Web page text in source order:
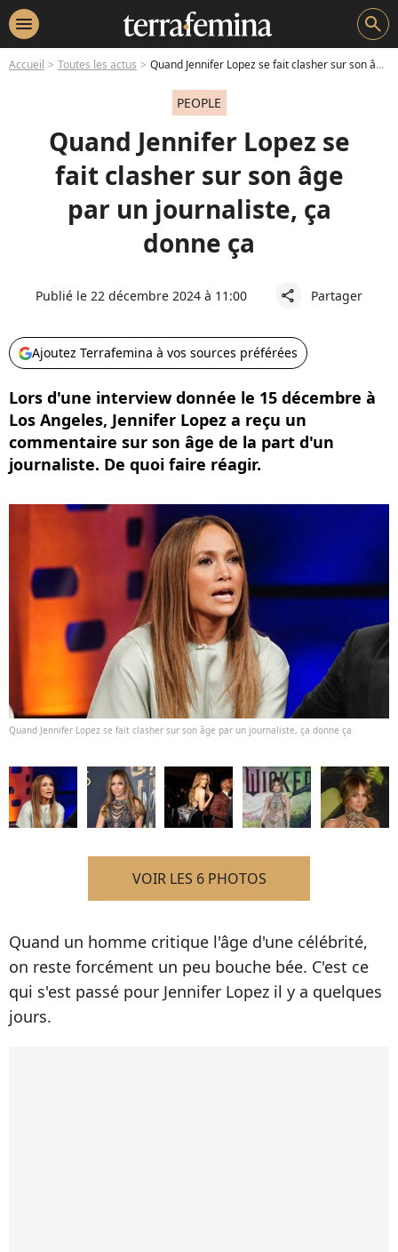
menu search
Accueil Toutes les actus Quand Jennifer Lopez se fait clasher sur son âge par un journaliste, ça donne ça
PEOPLE
Quand Jennifer Lopez se
fait clasher sur son âge
par un journaliste, ça
donne ça
Publié le 22 décembre 2024 à 11:00 share Partager
Ajoutez Terrafemina à vos sources préférées
Lors d'une interview donnée le 15 décembre à
Los Angeles, Jennifer Lopez a reçu un
commentaire sur son âge de la part d'un
journaliste. De quoi faire réagir.
Quand Jennifer Lopez se fait clasher sur son âge par un journaliste, ça donne ça
VOIR LES 6 PHOTOS
Quand un homme critique l'âge d'une célébrité,
on reste forcément un peu bouche bée. C'est ce
qui s'est passé pour Jennifer Lopez il y a quelques
jours.